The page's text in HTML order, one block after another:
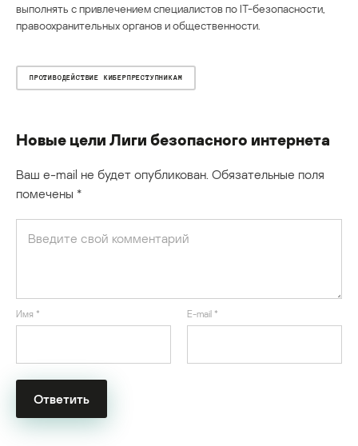
выполнять с привлечением специалистов по IT-безопасности,
правоохранительных органов и общественности.
ПРОТИВОДЕЙСТВИЕ КИБЕРПРЕСТУПНИКАМ
Новые цели Лиги безопасного интернета
Ваш e-mail не будет опубликован. Обязательные поля
помечены *
Имя * E-mail *